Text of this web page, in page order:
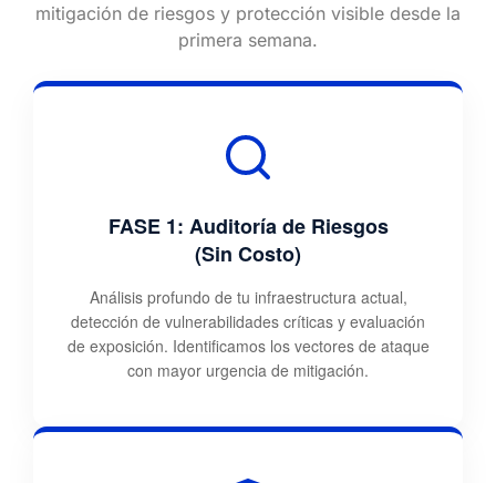
mitigación de riesgos y protección visible desde la
primera semana.
FASE 1: Auditoría de Riesgos
(Sin Costo)
Análisis profundo de tu infraestructura actual,
detección de vulnerabilidades críticas y evaluación
de exposición. Identificamos los vectores de ataque
con mayor urgencia de mitigación.